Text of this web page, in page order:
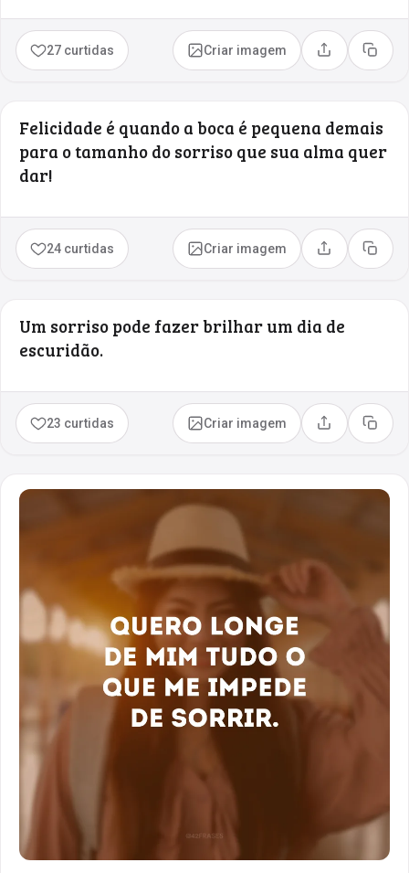
27 curtidas Criar imagem Compartilhar
Copiar
Felicidade é quando a boca é pequena demais
para o tamanho do sorriso que sua alma quer
dar!
24 curtidas Criar imagem Compartilhar
Copiar
Um sorriso pode fazer brilhar um dia de
escuridão.
23 curtidas Criar imagem Compartilhar
Copiar